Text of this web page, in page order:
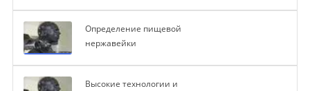
Определение пищевой
нержавейки
Высокие технологии и